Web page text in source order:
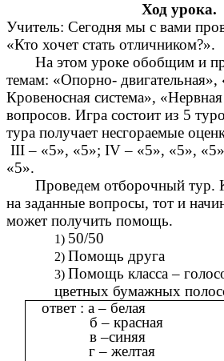
Ход урока.
Учитель: Сегодня мы с вами
«Кто хочет стать отличником?».
На этом уроке обобщим и
темам: «Опорно- двигательная»,
Кровеносная система»,
вопросов. Игра состоит из 5
тура получает несгораемые
III – «5», «5»; IV – «5», «5»,
«5».
Проведем отборочный тур.
на заданные вопросы, тот и
может получить помощь.
50/50
Помощь друга
Помощь класса –
цветных бумажных
ответ : а – белая
б – красная
в –синяя
г – желтая